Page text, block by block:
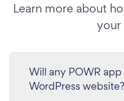
Learn more about
your
Will any POWR
WordPress website?